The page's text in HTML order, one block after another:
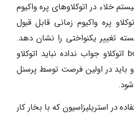
خلاء در اتوکلاوهای پره واکیوم
پره واکیوم زمانی قابل قبول
تغییر یکنواختی را نشان دهد.
اگر تست bowie-dick اتوکلاو جواب نداده نباید اتوکلاو
باید در اولین فرصت توسط پرسنل
در استریلیزاسیون که با بخار کار